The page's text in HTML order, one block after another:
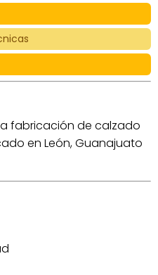
fabricación de calzado
en León, Guanajuato